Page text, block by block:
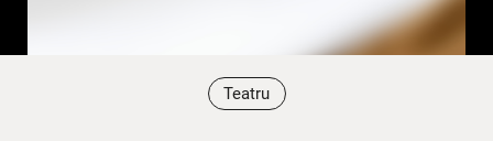
Teatru